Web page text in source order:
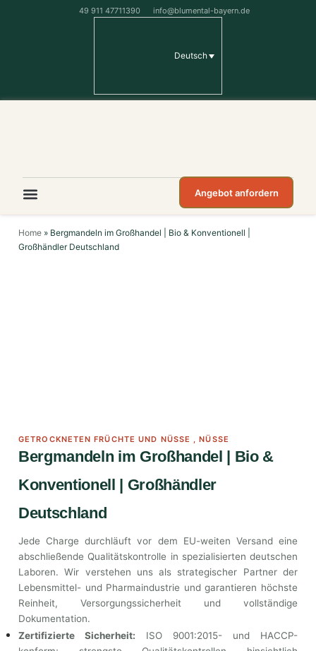
49 911 47711390 info@blumental-bayern.de
Deutsch
Angebot anfordern
Home » Bergmandeln im Großhandel | Bio & Konventionell |
Großhändler Deutschland
GETROCKNETEN FRÜCHTE UND NÜSSE ,NÜSSE
Bergmandeln im Großhandel | Bio &
Konventionell | Großhändler
Deutschland
Jede Charge durchläuft vor dem EU-weiten Versand eine
abschließende Qualitätskontrolle in spezialisierten deutschen
Laboren. Wir verstehen uns als strategischer Partner der
Lebensmittel- und Pharmaindustrie und garantieren höchste
Reinheit, Versorgungssicherheit und vollständige
Dokumentation.
Zertifizierte Sicherheit: ISO 9001:2015- und HACCP-